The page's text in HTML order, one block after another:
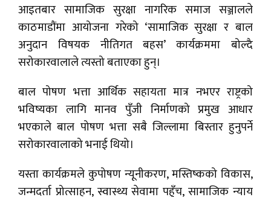
आइतबार सामाजिक सुरक्षा नागरिक समाज सञ्जालले
काठमाडौंमा आयोजना गरेको ‘सामाजिक सुरक्षा र बाल
अनुदान विषयक नीतिगत बहस’ कार्यक्रममा बोल्दै
सरोकारवालाले त्यस्तो बताएका हुन्।
बाल पोषण भत्ता आर्थिक सहायता मात्र नभएर राष्ट्रको
भविष्यका लागि मानव पुँजी निर्माणको प्रमुख आधार
भएकाले बाल पोषण भत्ता सबै जिल्लामा बिस्तार हुनुपर्ने
सरोकारवालाको भनाई थियो।
यस्ता कार्यक्रमले कुपोषण न्यूनीकरण, मस्तिष्कको विकास,
जन्मदर्ता प्रोत्साहन, स्वास्थ्य सेवामा पहुँच, सामाजिक न्याय